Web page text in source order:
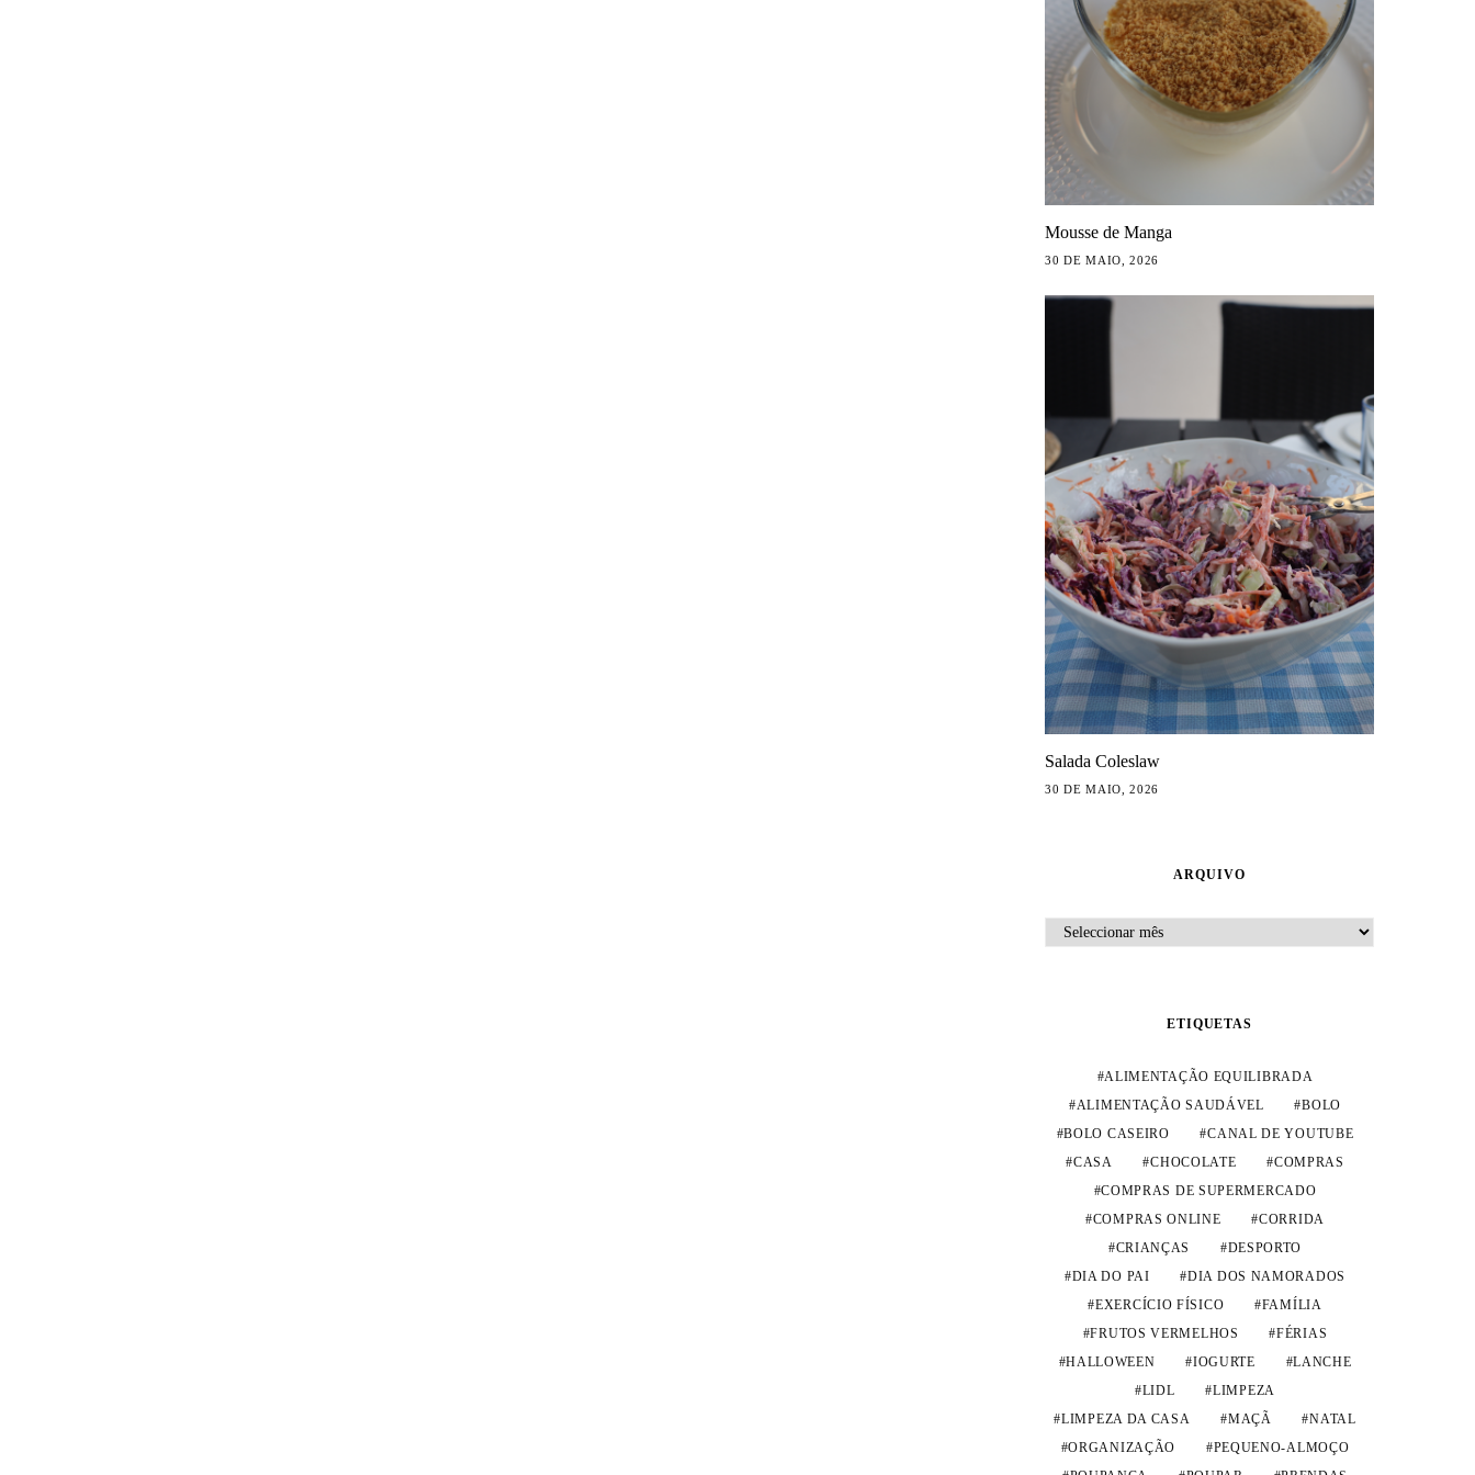
Mousse de Manga
30 DE MAIO, 2026
Salada Coleslaw
30 DE MAIO, 2026
ARQUIVO
ARQUIVO
ETIQUETAS
ALIMENTAÇÃO EQUILIBRADA
ALIMENTAÇÃO SAUDÁVEL
BOLO
BOLO CASEIRO
CANAL DE YOUTUBE
CASA
CHOCOLATE
COMPRAS
COMPRAS DE SUPERMERCADO
COMPRAS ONLINE
CORRIDA
CRIANÇAS
DESPORTO
DIA DO PAI
DIA DOS NAMORADOS
EXERCÍCIO FÍSICO
FAMÍLIA
FRUTOS VERMELHOS
FÉRIAS
HALLOWEEN
IOGURTE
LANCHE
LIDL
LIMPEZA
LIMPEZA DA CASA
MAÇÃ
NATAL
ORGANIZAÇÃO
PEQUENO-ALMOÇO